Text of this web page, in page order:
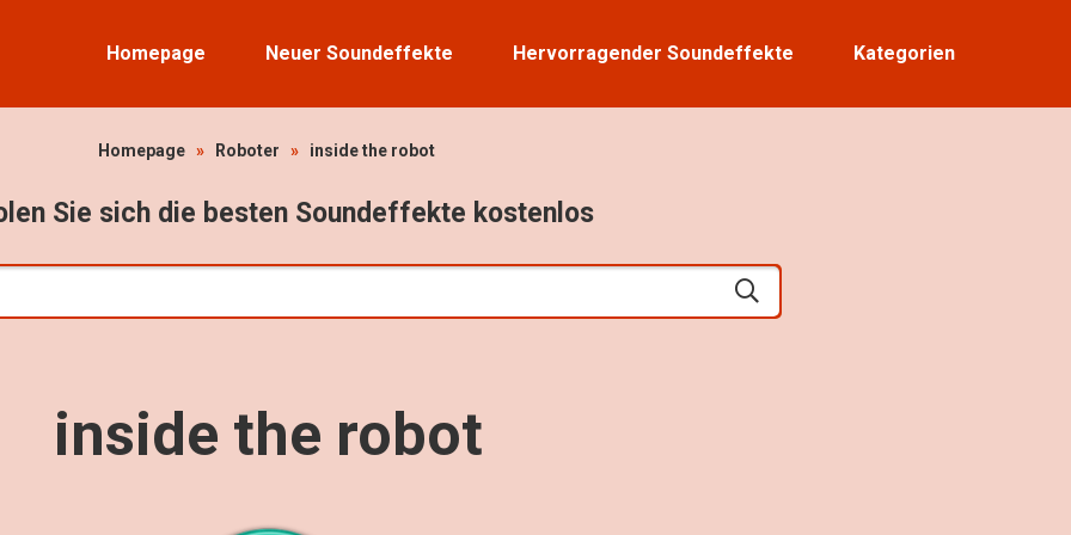
Homepage Neuer Soundeffekte Hervorragender Soundeffekte Kategorien
Homepage » Roboter » inside the robot
Sie sich die besten Soundeffekte kostenlos
inside the robot